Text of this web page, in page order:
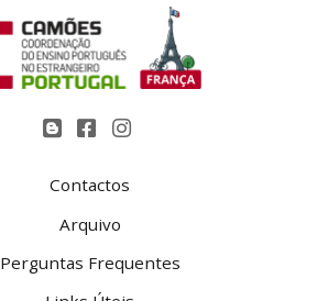
Contactos
Arquivo
Perguntas Frequentes